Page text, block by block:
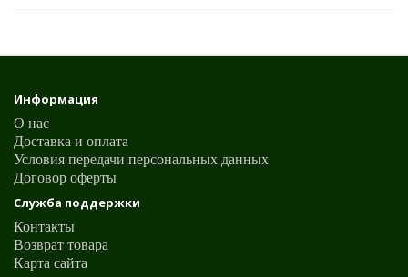
Информация
О нас
Доставка и оплата
Условия передачи персональных данных
Договор оферты
Служба поддержки
Контакты
Возврат товара
Карта сайта